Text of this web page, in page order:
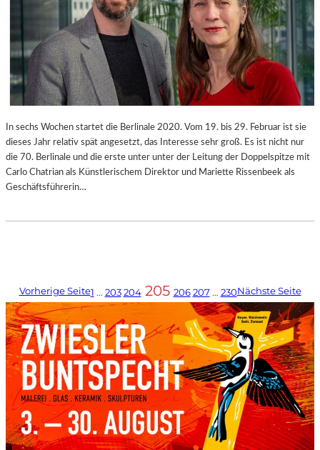
In sechs Wochen startet die Berlinale 2020. Vom 19. bis 29. Februar ist sie
dieses Jahr relativ spät angesetzt, das Interesse sehr groß. Es ist nicht nur
die 70. Berlinale und die erste unter unter der Leitung der Doppelspitze mit
Carlo Chatrian als Künstlerischem Direktor und Mariette Rissenbeek als
Geschäftsführerin…
Vorherige Seite1 … 203 204 205 206 207 … 230Nächste Seite